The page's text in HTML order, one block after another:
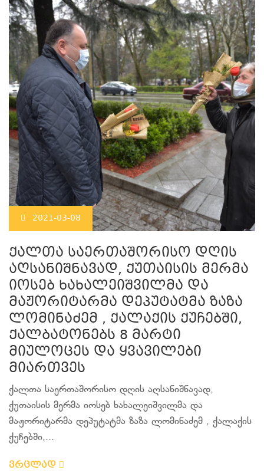
2021-03-08
ქალთა საერთაშორისო დღის
აღსანიშნავად, ქუთაისის მერმა
იოსებ ხახალეიშვილმა და
მაჟორიტარმა დეპუტატმა ზაზა
ლომინაძემ , ქალაქის ქუჩებში,
ქალბატონებს 8 მარტი
მიულოცეს და ყვავილები
მიართვეს
ქალთა საერთაშორისო დღის აღსანიშნავად,
ქუთაისის მერმა იოსებ ხახალეიშვილმა და
მაჟორიტარმა დეპუტატმა ზაზა ლომინაძემ , ქალაქის
ქუჩებში,...
ვრცლად